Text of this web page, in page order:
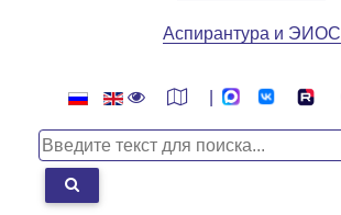
Аспирантура и ЭИОС